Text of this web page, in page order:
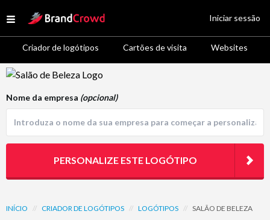
Open menu
Site Logo
Criador de logótipos Cartões de visita Websites
Iniciar sessão
Logo Template Preview
INÍCIO // CRIADOR DE LOGÓTIPOS // LOGÓTIPOS // SALÃO DE BELEZA
Nome da empresa (opcional)
PERSONALIZE ESTE LOGÓTIPO